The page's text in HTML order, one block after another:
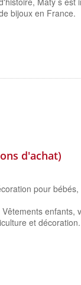
bijoux en France.
d'achat)
pour
enfants,
et décoration.